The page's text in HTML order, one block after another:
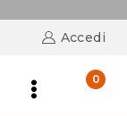
Accedi
0